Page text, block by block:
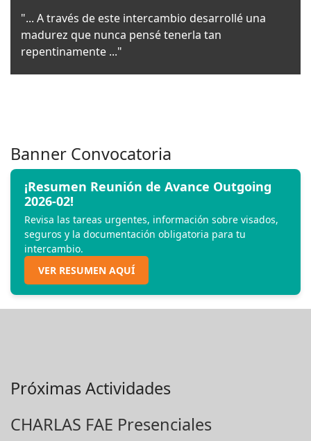
"... A través de este intercambio desarrollé una
madurez que nunca pensé tenerla tan
repentinamente ..."
Banner Convocatoria
¡Resumen Reunión de Avance Outgoing
2026-02!
Revisa las tareas urgentes, información sobre visados,
seguros y la documentación obligatoria para tu
intercambio.
VER RESUMEN AQUÍ
Próximas Actividades
CHARLAS FAE Presenciales